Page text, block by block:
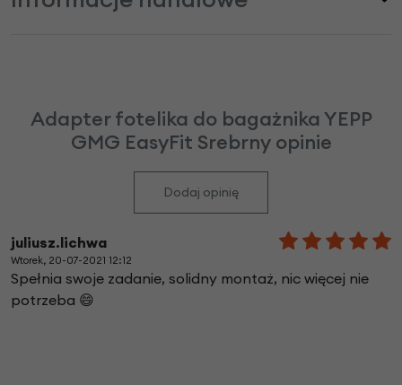
Adapter fotelika do bagażnika YEPP
GMG EasyFit Srebrny opinie
Dodaj opinię
juliusz.lichwa
Wtorek, 20-07-2021 12:12
Spełnia swoje zadanie, solidny montaż, nic więcej nie
potrzeba 😄